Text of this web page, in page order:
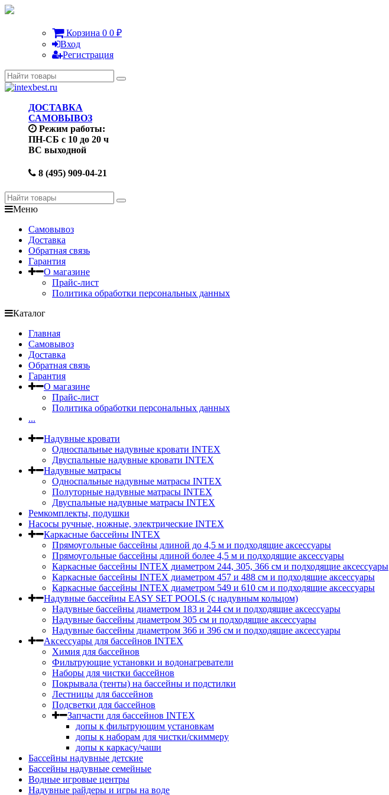
Корзина 0 0 ₽
Вход
Регистрация
ДОСТАВКА
САМОВЫВОЗ
Режим работы:
ПН-СБ с 10 до 20 ч
ВС выходной
8 (495) 909-04-21
Меню
Самовывоз
Доставка
Обратная связь
Гарантия
О магазине
Прайс-лист
Политика обработки персональных данных
Каталог
Главная
Самовывоз
Доставка
Обратная связь
Гарантия
О магазине
Прайс-лист
Политика обработки персональных данных
...
Надувные кровати
Односпальные надувные кровати INTEX
Двуспальные надувные кровати INTEX
Надувные матрасы
Односпальные надувные матрасы INTEX
Полуторные надувные матрасы INTEX
Двуспальные надувные матрасы INTEX
Ремкомплекты, подушки
Насосы ручные, ножные, электрические INTEX
Каркасные бассейны INTEX
Прямоугольные бассейны длиной до 4,5 м и подходящие аксессуары
Прямоугольные бассейны длиной более 4,5 м и подходящие аксессуары
Каркасные бассейны INTEX диаметром 244, 305, 366 см и подходящие аксессуары
Каркасные бассейны INTEX диаметром 457 и 488 cм и подходящие аксессуары
Каркасные бассейны INTEX диаметром 549 и 610 см и подходящие аксессуары
Надувные бассейны EASY SET POOLS (с надувным кольцом)
Надувные бассейны диаметром 183 и 244 см и подходящие аксессуары
Надувные бассейны диаметром 305 см и подходящие аксессуары
Надувные бассейны диаметром 366 и 396 см и подходящие аксессуары
Аксессуары для бассейнов INTEX
Химия для бассейнов
Фильтрующие установки и водонагреватели
Наборы для чистки бассейнов
Покрывала (тенты) на бассейны и подстилки
Лестницы для бассейнов
Подсветки для бассейнов
Запчасти для бассейнов INTEX
допы к фильтрующим установкам
допы к наборам для чистки/скиммеру
допы к каркасу/чаши
Бассейны надувные детские
Бассейны надувные семейные
Водные игровые центры
Надувные райдеры и игры на воде